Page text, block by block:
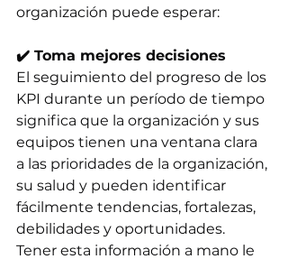
organización puede esperar:
✔️ Toma mejores decisiones
El seguimiento del progreso de los
KPI durante un período de tiempo
significa que la organización y sus
equipos tienen una ventana clara
a las prioridades de la organización,
su salud y pueden identificar
fácilmente tendencias, fortalezas,
debilidades y oportunidades.
Tener esta información a mano le